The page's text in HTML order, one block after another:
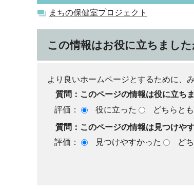
まちの保健室プロジェクト
この情報はお役に立ちました
より良いホームページとするために、
質問：このページの情報は役に立ち
評価：
役に立った どちらと
質問：このページの情報は見つけや
評価：
見つけやすかった ど